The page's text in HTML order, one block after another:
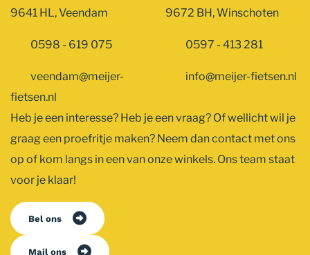
9641 HL, Veendam
0598 - 619 075
veendam@meijer-
fietsen.nl
9672 BH, Winschoten
0597 - 413 281
info@meijer-fietsen.nl
Heb je een interesse? Heb je een vraag? Of wellicht wil je
graag een proefritje maken? Neem dan contact met ons
op of kom langs in een van onze winkels. Ons team staat
voor je klaar!
Bel ons
Mail ons